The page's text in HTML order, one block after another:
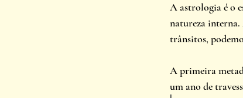
A astrologia é o
natureza interna.
trânsitos,
A primeira
um ano de